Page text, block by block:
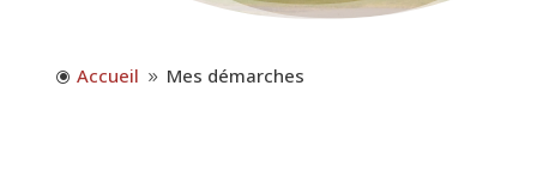
\ Accueil 9 Mes démarches